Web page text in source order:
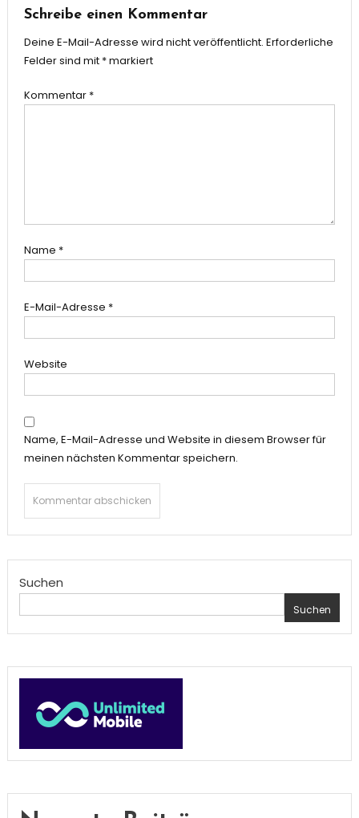
Schreibe einen Kommentar
Deine E-Mail-Adresse wird nicht veröffentlicht. Erforderliche
Felder sind mit *markiert
Kommentar *
Name *
E-Mail-Adresse *
Website
Name, E-Mail-Adresse und Website in diesem Browser für
meinen nächsten Kommentar speichern.
Suchen
Suchen